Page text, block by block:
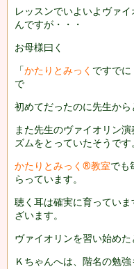
レッスンでいよいよヴァ
んですが・・・
お母様曰く
「かたりとみっく ですで
で
初めてだったのに先生から
また先生のヴァイオリン
ズムをとっていたそうです。
かたりとみっく®教室でも
らっています。
聴く耳は確実に育ってい
ざいます。
ヴァイオリンを習い始め
Ｋちゃんへは、階名の勉